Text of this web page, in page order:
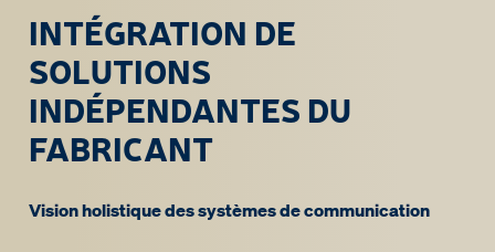
INTÉGRATION DE
SOLUTIONS
INDÉPENDANTES DU
FABRICANT
Vision holistique des systèmes de communication